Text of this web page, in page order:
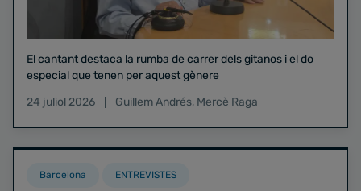
El cantant destaca la rumba de carrer dels gitanos i el do
especial que tenen per aquest gènere
24 juliol 2026
Guillem Andrés, Mercè Raga
Barcelona ENTREVISTES